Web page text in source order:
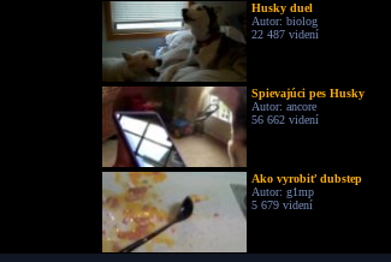
Husky duel
Autor: biolog
22 487 videní
Spievajúci pes Husky
Autor: ancore
56 662 videní
Ako vyrobiť dubstep
Autor: g1mp
5 679 videní